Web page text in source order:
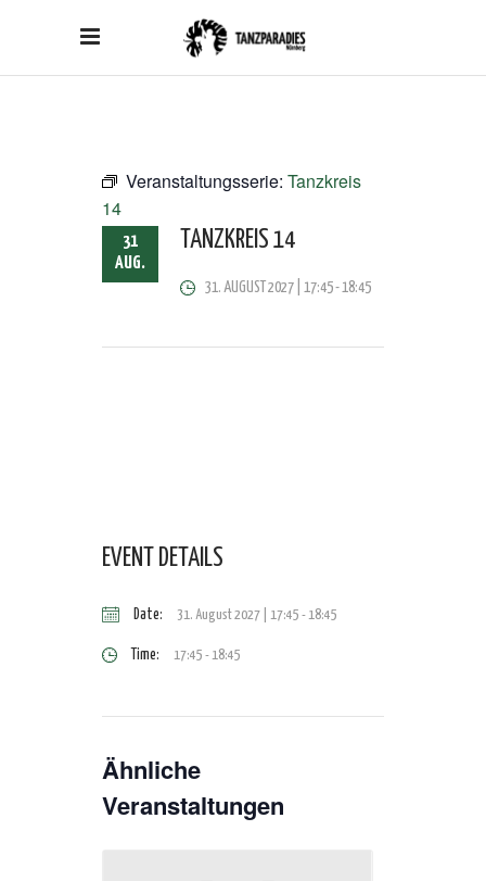
Veranstaltungsserie: Tanzkreis
14
31
AUG.
TANZKREIS 14
31. AUGUST 2027 | 17:45-18:45
EVENT DETAILS
Date: 31. August 2027 | 17:45 -18:45
Time: 17:45 - 18:45
Ähnliche
Veranstaltungen